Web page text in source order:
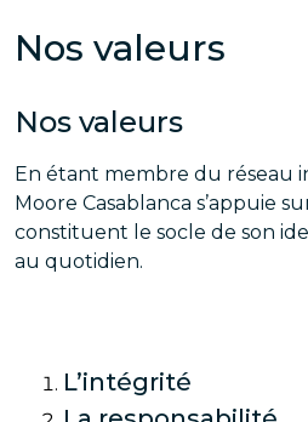
Nos valeurs
Nos valeurs
En étant membre du réseau
Moore Casablanca s’appuie
constituent le socle de son
au quotidien.
L’intégrité